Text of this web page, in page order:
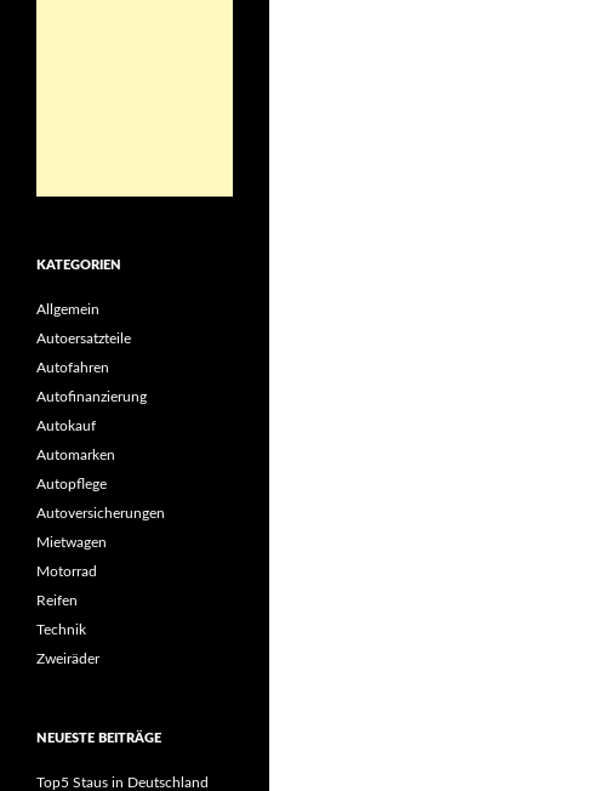
KATEGORIEN
Allgemein
Autoersatzteile
Autofahren
Autofinanzierung
Autokauf
Automarken
Autopflege
Autoversicherungen
Mietwagen
Motorrad
Reifen
Technik
Zweiräder
NEUESTE BEITRÄGE
Top5 Staus in Deutschland